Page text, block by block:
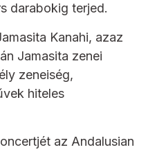
darabokig terjed.
Kanahi, azaz
Jamasita zenei
zeneiség,
hiteles
az Andalusian